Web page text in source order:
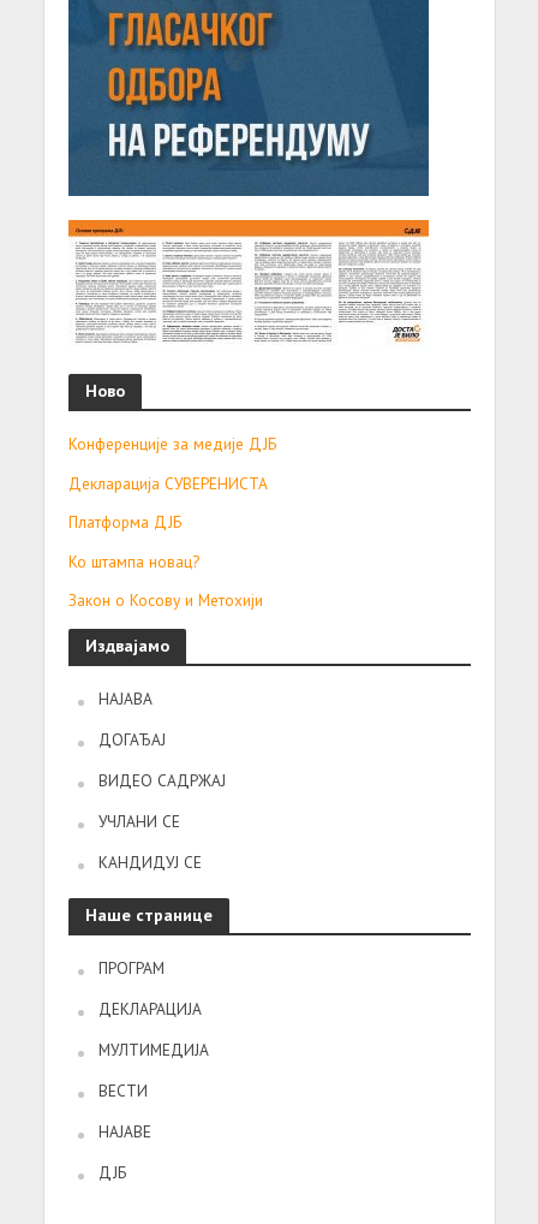
Ново
Конференције за медије ДЈБ
Декларација СУВЕРЕНИСТА
Платформа ДЈБ
Ко штампа новац?
Закон о Косову и Метохији
Издвајамо
НАЈАВА
ДОГАЂАЈ
ВИДЕО САДРЖАЈ
УЧЛАНИ СЕ
КАНДИДУЈ СЕ
Наше странице
ПРОГРАМ
ДЕКЛАРАЦИЈА
МУЛТИМЕДИЈА
ВЕСТИ
НАЈАВЕ
ДЈБ